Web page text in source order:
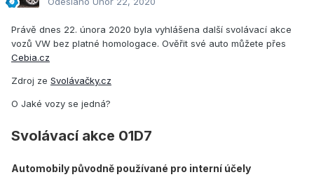
Právě dnes 22. února 2020 byla vyhlášena další svolávací akce
vozů VW bez platné homologace. Ověřit své auto můžete přes
Cebia.cz
Zdroj ze Svolávačky.cz
O Jaké vozy se jedná?
Svolávací akce 01D7
Automobily původně používané pro interní účely